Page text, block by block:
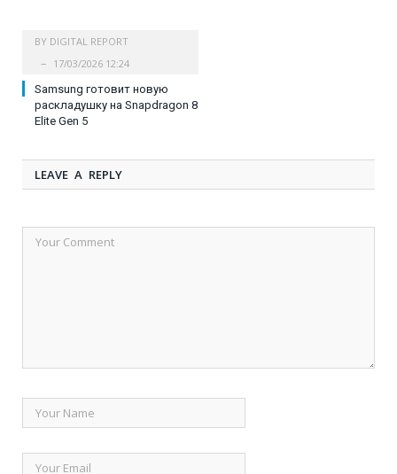
BY DIGITAL REPORT
17/03/2026 12:24
Samsung готовит новую
раскладушку на Snapdragon 8
Elite Gen 5
LEAVE A REPLY